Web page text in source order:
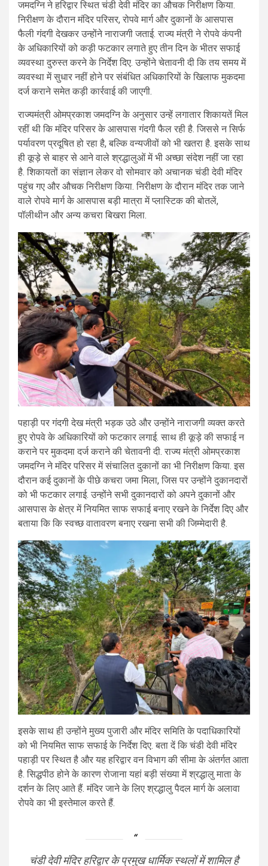
जमदग्नि ने हरिद्वार स्थित चंडी देवी मंदिर का औचक निरीक्षण किया.
निरीक्षण के दौरान मंदिर परिसर, रोपवे मार्ग और दुकानों के आसपास
फैली गंदगी देखकर उन्होंने नाराजगी जताई. राज्य मंत्री ने रोपवे कंपनी
के अधिकारियों को कड़ी फटकार लगाते हुए तीन दिन के भीतर सफाई
व्यवस्था दुरुस्त करने के निर्देश दिए. उन्होंने चेतावनी दी कि तय समय में
व्यवस्था में सुधार नहीं होने पर संबंधित अधिकारियों के खिलाफ मुकदमा
दर्ज कराने समेत कड़ी कार्रवाई की जाएगी.
राज्यमंत्री ओमप्रकाश जमदग्नि के अनुसार उन्हें लगातार शिकायतें मिल
रहीं थी कि मंदिर परिसर के आसपास गंदगी फैल रही है. जिससे न सिर्फ
पर्यावरण प्रदूषित हो रहा है, बल्कि वन्यजीवों को भी खतरा है. इसके साथ
ही कूड़े से बाहर से आने वाले श्रद्धालुओं में भी अच्छा संदेश नहीं जा रहा
है. शिकायतों का संज्ञान लेकर वो सोमवार को अचानक चंडी देवी मंदिर
पहुंच गए और औचक निरीक्षण किया. निरीक्षण के दौरान मंदिर तक जाने
वाले रोपवे मार्ग के आसपास बड़ी मात्रा में प्लास्टिक की बोतलें,
पॉलीथीन और अन्य कचरा बिखरा मिला.
पहाड़ी पर गंदगी देख मंत्री भड़क उठे और उन्होंने नाराजगी व्यक्त करते
हुए रोपवे के अधिकारियों को फटकार लगाई. साथ ही कूड़े की सफाई न
कराने पर मुकदमा दर्ज कराने की चेतावनी दी. राज्य मंत्री ओमप्रकाश
जमदग्नि ने मंदिर परिसर में संचालित दुकानों का भी निरीक्षण किया. इस
दौरान कई दुकानों के पीछे कचरा जमा मिला, जिस पर उन्होंने दुकानदारों
को भी फटकार लगाई. उन्होंने सभी दुकानदारों को अपने दुकानों और
आसपास के क्षेत्र में नियमित साफ सफाई बनाए रखने के निर्देश दिए और
बताया कि कि स्वच्छ वातावरण बनाए रखना सभी की जिम्मेदारी है.
इसके साथ ही उन्होंने मुख्य पुजारी और मंदिर समिति के पदाधिकारियों
को भी नियमित साफ सफाई के निर्देश दिए. बता दें कि चंडी देवी मंदिर
पहाड़ी पर स्थित है और यह हरिद्वार वन विभाग की सीमा के अंतर्गत आता
है. सिद्धपीठ होने के कारण रोजाना यहां बड़ी संख्या में श्रद्धालु माता के
दर्शन के लिए आते हैं. मंदिर जाने के लिए श्रद्धालु पैदल मार्ग के अलावा
रोपवे का भी इस्तेमाल करते हैं.
चंडी देवी मंदिर हरिद्वार के प्रमुख धार्मिक स्थलों में शामिल है